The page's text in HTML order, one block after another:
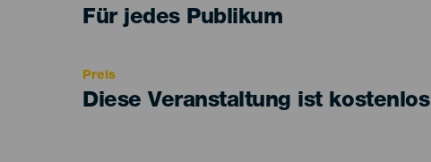
Edad
Für jedes Publikum
Preis
Diese Veranstaltung ist kostenlos